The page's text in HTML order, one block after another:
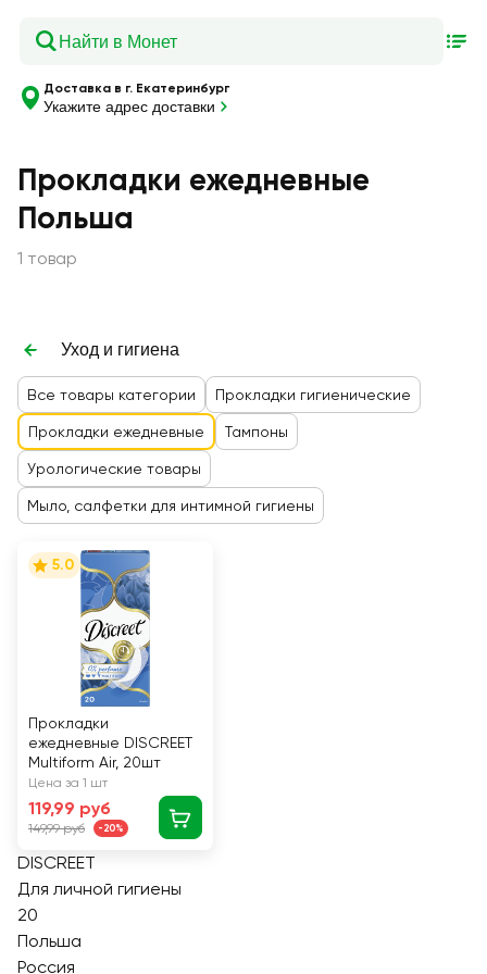
Доставка в г. Екатеринбург
Укажите адрес доставки
Прокладки ежедневные
Польша
1 товар
Уход и гигиена
Все товары категории Прокладки гигиенические
Прокладки ежедневные Тампоны
Урологические товары
Мыло, салфетки для интимной гигиены
5.0
Прокладки
ежедневные DISCREET
Multiform Air, 20шт
Цена за 1 шт
119,99 руб
149,99 руб -20%
DISCREET
Для личной гигиены
20
Польша
Россия